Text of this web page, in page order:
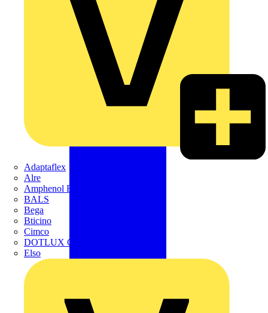
Adaptaflex
Alre
Amphenol FTG
BALS
Bega
Bticino
Cimco
DOTLUX GmbH
Elso